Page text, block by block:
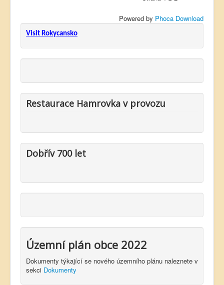
Powered by Phoca Download
Visit Rokycansko
Restaurace Hamrovka v provozu
Dobřív 700 let
Územní plán obce 2022
Dokumenty týkající se nového územního plánu naleznete v
sekci Dokumenty